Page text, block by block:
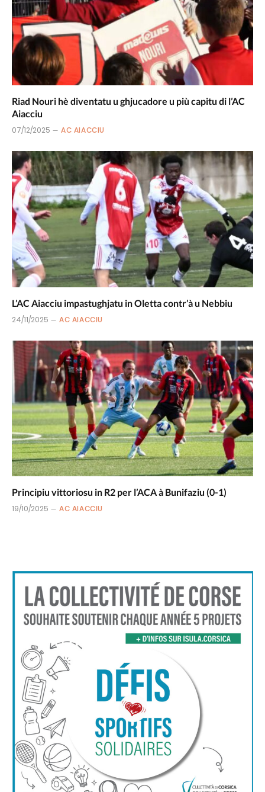
Riad Nouri hè diventatu u ghjucadore u più capitu di l’AC
Aiacciu
07/12/2025 AC AIACCIU
L’AC Aiacciu impastughjatu in Oletta contr’à u Nebbiu
24/11/2025 AC AIACCIU
Principiu vittoriosu in R2 per l’ACA à Bunifaziu (0-1)
19/10/2025 AC AIACCIU